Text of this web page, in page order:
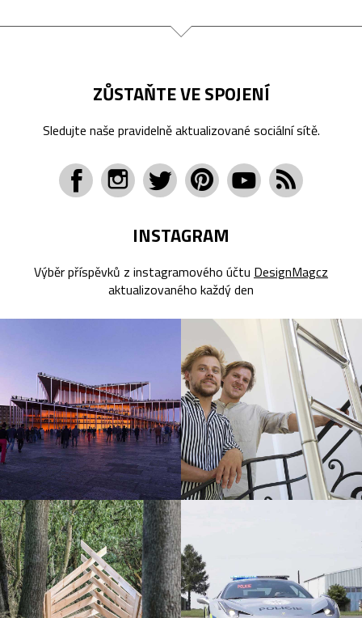
ZŮSTAŇTE VE SPOJENÍ
Sledujte naše pravidelně aktualizované sociální sítě.
INSTAGRAM
Výběr příspěvků z instagramového účtu DesignMagcz
aktualizovaného každý den